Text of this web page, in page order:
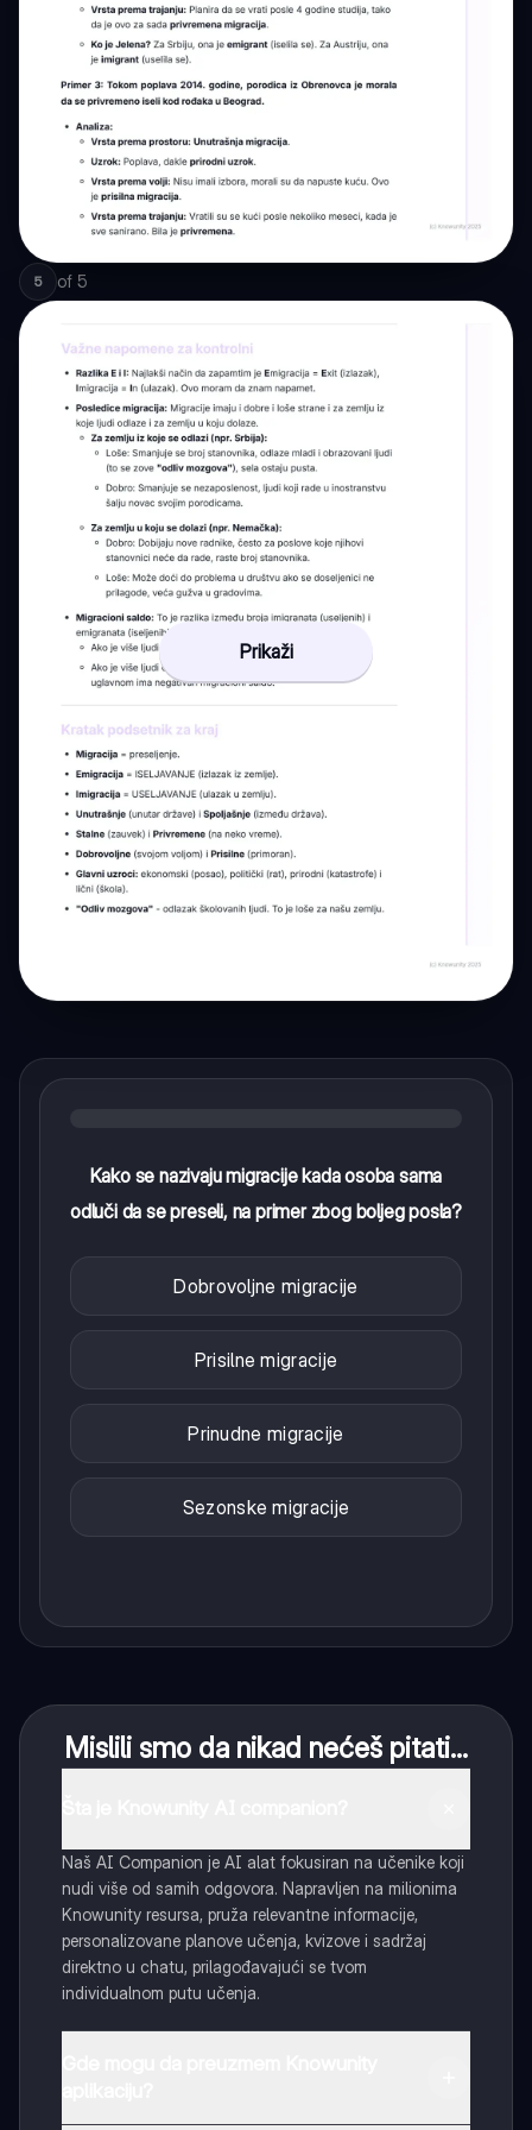
5 of 5
Prikaži
Kako se nazivaju migracije kada osoba sama
odluči da se preseli, na primer zbog boljeg posla?
Dobrovoljne migracije
Prisilne migracije
Prinudne migracije
Sezonske migracije
Mislili smo da nikad nećeš pitati...
Naš AI Companion je AI alat fokusiran na učenike koji
nudi više od samih odgovora. Napravljen na milionima
Knowunity resursa, pruža relevantne informacije,
personalizovane planove učenja, kvizove i sadržaj
direktno u chatu, prilagođavajući se tvom
individualnom putu učenja.